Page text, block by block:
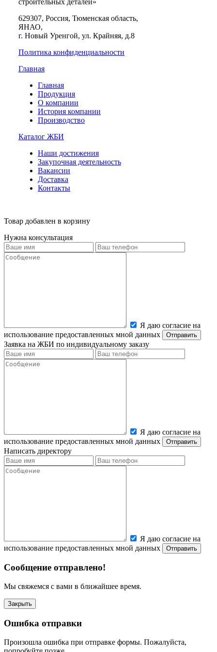
629307, Россия, Тюменская область,
ЯНАО,
г. Новый Уренгой, ул. Крайняя, д.8
Политика конфиденциальности
Главная
Главная
Продукция
О компании
История компании
Производство
Каталог ЖБИ
Наши достижения
Закупочная деятельность
Вакансии
Доставка
Контакты
Товар добавлен в корзину
Нужна консультация
Я даю согласие на
использование предоставленных мной данных
Заявка на ЖБИ по индивидуальному заказу
Я даю согласие на
использование предоставленных мной данных
Написать директору
Я даю согласие на
использование предоставленных мной данных
Сообщение отправлено!
Мы свяжемся с вами в ближайшее время.
Закрыть
Ошибка отправки
Произошла ошибка при отправке формы. Пожалуйста,